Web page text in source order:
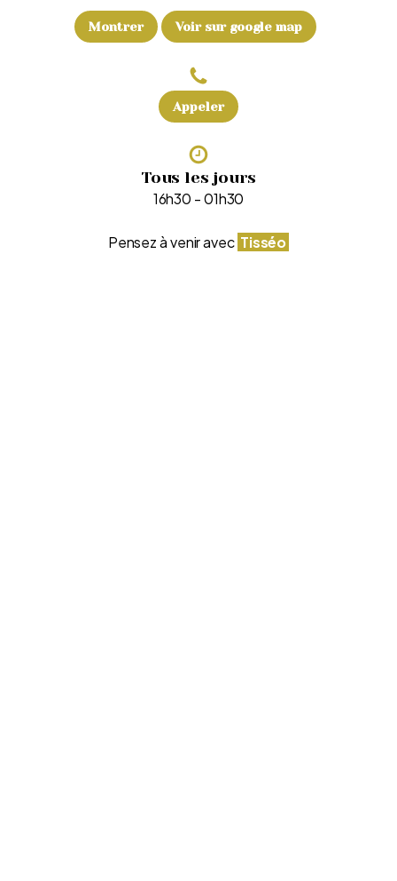
Montrer Voir sur google map
Appeler
Tous les jours
16h30 - 01h30
Pensez à venir avec Tisséo